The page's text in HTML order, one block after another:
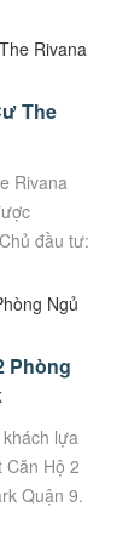
The
Rivana
đầu tư:
Phòng
lựa
Căn Hộ 2
Quận 9.